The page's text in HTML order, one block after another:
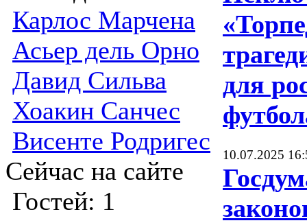
Карлос Марчена
Асьер дель Орно
Давид Сильва
Хоакин Санчес
Висенте Родригес
Сейчас на сайте
Гостей: 1
для
10.07.2025